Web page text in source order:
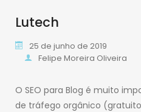
Leia mais
Lutech
25 de junho de 2019
Felipe Moreira Oliveira
O SEO para Blog é muito
de tráfego orgânico